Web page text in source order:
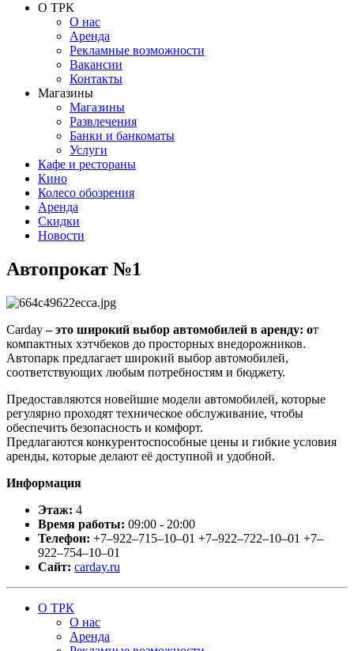
О ТРК
О нас
Аренда
Рекламные возможности
Вакансии
Контакты
Магазины
Магазины
Развлечения
Банки и банкоматы
Услуги
Кафе и рестораны
Кино
Колесо обозрения
Аренда
Скидки
Новости
Автопрокат №1
Carday – это широкий выбор автомобилей в аренду: от
компактных хэтчбеков до просторных внедорожников.
Автопарк предлагает широкий выбор автомобилей,
соответствующих любым потребностям и бюджету.
Предоставляются новейшие модели автомобилей, которые
регулярно проходят техническое обслуживание, чтобы
обеспечить безопасность и комфорт.
Предлагаются конкурентоспособные цены и гибкие условия
аренды, которые делают её доступной и удобной.
Информация
Этаж: 4
Время работы: 09:00 - 20:00
Телефон: +7‒922‒715‒10‒01 +7‒922‒722‒10‒01 +7‒
922‒754‒10‒01
Сайт: carday.ru
О ТРК
О нас
Аренда